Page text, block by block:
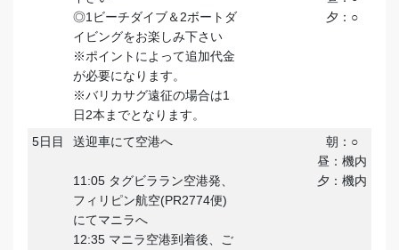
◎1ビーチダイブ＆2ボートダ
イビングをお楽しみ下さい
※ポイントによって追加代金
が必要になります。
※バリカサグ遠征の場合は1
日2本までとなります。
夕：○
5日目 送迎車にて空港へ
11:05 タグビララン空港発、
フィリピン航空(PR2774便)
にてマニラへ
12:35 マニラ空港到着後、ご
朝：○
昼：機内
夕：機内